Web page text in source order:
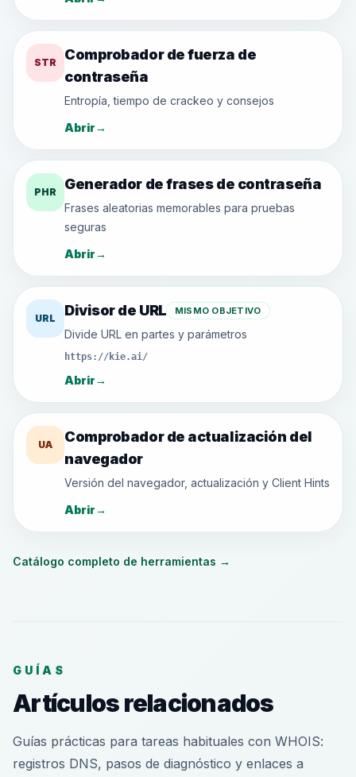
STR
Comprobador de fuerza de
contraseña
Entropía, tiempo de crackeo y consejos
Abrir→
PHR Generador de frases de contraseña
Frases aleatorias memorables para pruebas
seguras
Abrir→
URL Divisor de URL MISMO OBJETIVO
Divide URL en partes y parámetros
https://kie.ai/
Abrir→
UA
Comprobador de actualización del
navegador
Versión del navegador, actualización y Client Hints
Abrir→
Catálogo completo de herramientas →
GUÍAS
Artículos relacionados
Guías prácticas para tareas habituales con WHOIS:
registros DNS, pasos de diagnóstico y enlaces a